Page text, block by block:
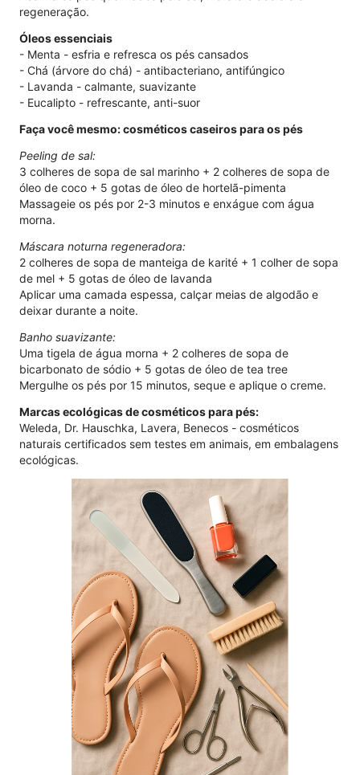
regeneração.
Óleos essenciais
- Menta - esfria e refresca os pés cansados
- Chá (árvore do chá) - antibacteriano, antifúngico
- Lavanda - calmante, suavizante
- Eucalipto - refrescante, anti-suor
Faça você mesmo: cosméticos caseiros para os pés
Peeling de sal:
3 colheres de sopa de sal marinho + 2 colheres de sopa de
óleo de coco + 5 gotas de óleo de hortelã-pimenta
Massageie os pés por 2-3 minutos e enxágue com água
morna.
Máscara noturna regeneradora:
2 colheres de sopa de manteiga de karité + 1 colher de sopa
de mel + 5 gotas de óleo de lavanda
Aplicar uma camada espessa, calçar meias de algodão e
deixar durante a noite.
Banho suavizante:
Uma tigela de água morna + 2 colheres de sopa de
bicarbonato de sódio + 5 gotas de óleo de tea tree
Mergulhe os pés por 15 minutos, seque e aplique o creme.
Marcas ecológicas de cosméticos para pés:
Weleda, Dr. Hauschka, Lavera, Benecos - cosméticos
naturais certificados sem testes em animais, em embalagens
ecológicas.